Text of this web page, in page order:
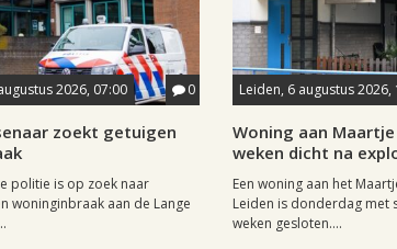
2026, 07:00 0
zoekt getuigen
politie is op zoek naar
woninginbraak aan de Lange
Leiden, 6 augustus 2026,
Woning aan
weken dicht na
Een woning aan het
Leiden is donderdag met
weken gesloten....